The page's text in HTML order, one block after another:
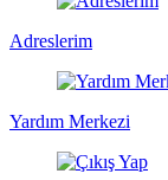
Adreslerim
Yardım Merkezi